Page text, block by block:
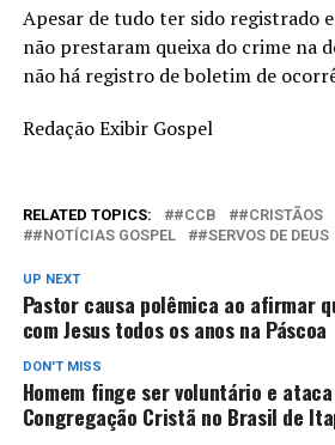
Apesar de tudo ter sido registrado
não prestaram queixa do crime na
não há registro de boletim de
Redação Exibir Gospel
RELATED TOPICS: #CCB #CRISTÃOS
#NOTÍCIAS GOSPEL
#SERVOS DE DEUS
UP NEXT
Pastor causa polêmica ao afirmar
com Jesus todos os anos na Páscoa
DON'T MISS
Homem finge ser voluntário e
Congregação Cristã no Brasil de